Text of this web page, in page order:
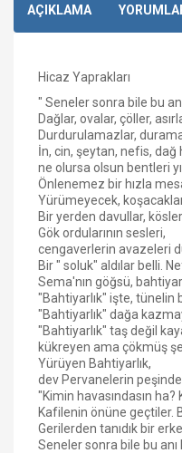
AÇIKLAMA
Hicaz Yaprakları
" Seneler sonra bile bu
Dağlar, ovalar, çöller,
Durdurulamazlar,
İn, cin, şeytan, nefis, dağ
ne olursa olsun bentleri
Önlenemez bir hızla
Yürümeyecek,
Bir yerden davullar,
Gök ordularının sesleri,
cengaverlerin avazeleri
Bir " soluk" aldılar belli.
Sema'nın göğsü,
"Bahtiyarlık" işte, tünelin
"Bahtiyarlık" dağa
"Bahtiyarlık" taş değil
kükreyen ama çökmüş
Yürüyen Bahtiyarlık,
dev Pervanelerin
"Kimin havasındasın ha?
Kafilenin önüne geçtiler.
Gerilerden tanıdık bir
Seneler sonra bile bu anı